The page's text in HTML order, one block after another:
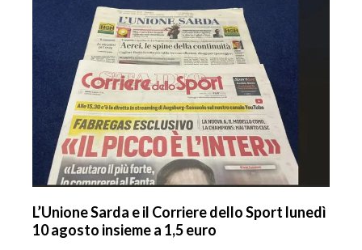
L’Unione Sarda e il Corriere dello Sport lunedì
10 agosto insieme a 1,5 euro